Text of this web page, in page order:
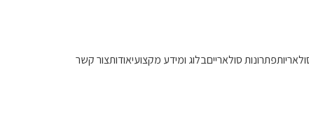
פתרונות סולארייםבלוג ומידע מקצועיאודותצור קשר